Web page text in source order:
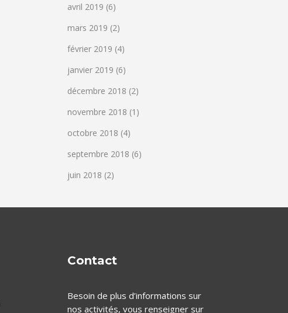
avril 2019 (6)
mars 2019 (2)
février 2019 (4)
janvier 2019 (6)
décembre 2018 (2)
novembre 2018 (1)
octobre 2018 (4)
septembre 2018 (6)
juin 2018 (2)
Contact
Besoin de plus d’informations sur
nos activités, vous renseigner sur